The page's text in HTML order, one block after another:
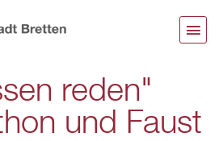
reden"
und Faust